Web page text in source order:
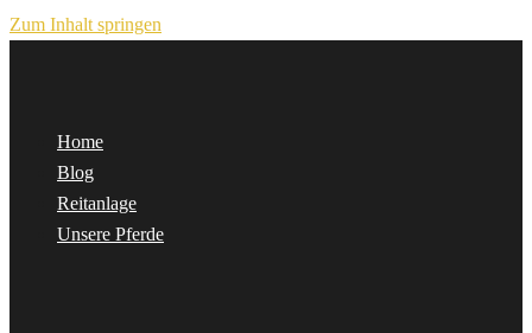
Zum Inhalt springen
Home
Blog
Reitanlage
Unsere Pferde